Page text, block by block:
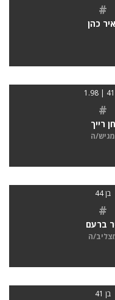
#
כהן
#
חן רייך
מגיש/ה
בן 44
#
ברעם
ה
בן 41